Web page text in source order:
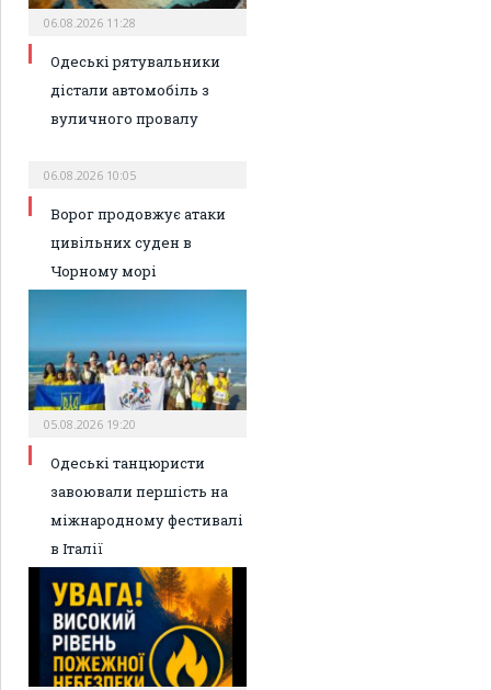
06.08.2026 11:28
Одеські рятувальники
дістали автомобіль з
вуличного провалу
06.08.2026 10:05
Ворог продовжує атаки
цивільних суден в
Чорному морі
05.08.2026 19:20
Одеські танцюристи
завоювали першість на
міжнародному фестивалі
в Італії